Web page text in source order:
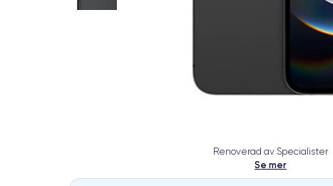
Renoverad av Specialister
Se mer